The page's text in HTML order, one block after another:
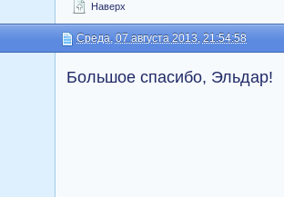
Наверх
Среда, 07 августа 2013, 21:54:58
Большое спасибо, Эльдар!